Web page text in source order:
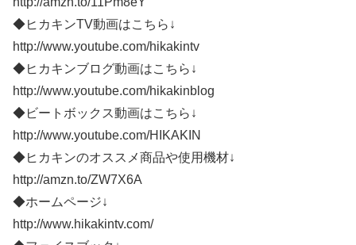
◆ヒカキンTV動画はこちら↓
http://www.youtube.com/hikakintv
◆ヒカキンブログ動画はこちら↓
http://www.youtube.com/hikakinblog
◆ビートボックス動画はこちら↓
http://www.youtube.com/HIKAKIN
◆ヒカキンのオススメ商品や使用機材↓
http://amzn.to/ZW7X6A
◆ホームページ↓
http://www.hikakintv.com/